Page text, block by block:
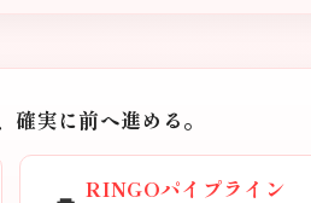
確実に前へ進める。
RINGOパイプライン